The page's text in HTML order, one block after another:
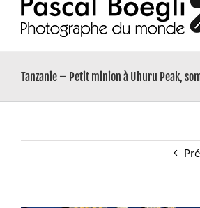
Tanzanie – Petit minion à Uhuru Peak,